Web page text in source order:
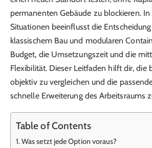
permanenten Gebäude zu blockieren.
Situationen beeinflusst die
klassischem Bau und modularen
Budget, die Umsetzungszeit und die
Flexibilität. Dieser Leitfaden hilft dir, die
objektiv zu vergleichen und die
schnelle Erweiterung des Arbeitsraums
Table of Contents
Was setzt jede Option voraus?